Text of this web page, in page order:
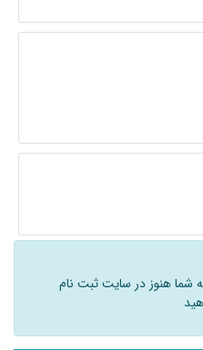
شما هنوز در سایت ثبت نام